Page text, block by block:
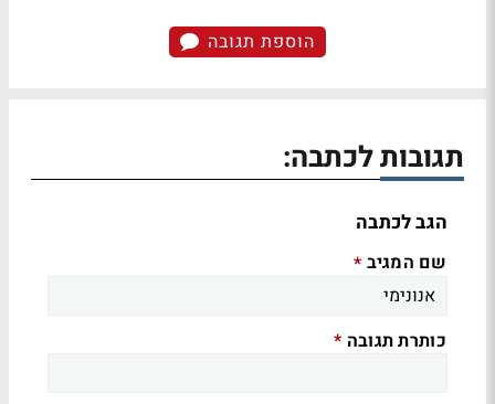
הוספת תגובה
תגובות לכתבה:
הגב לכתבה
שם המגיב *
כותרת תגובה *